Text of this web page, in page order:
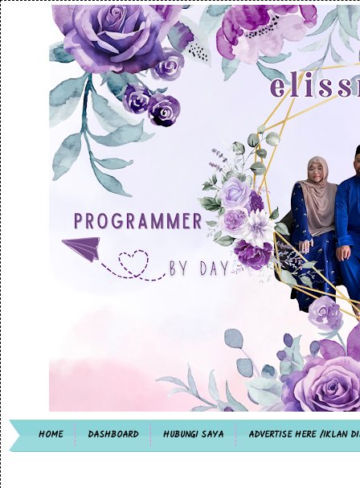
HOME DASHBOARD HUBUNGI SAYA ADVERTISE HERE /IKLAN